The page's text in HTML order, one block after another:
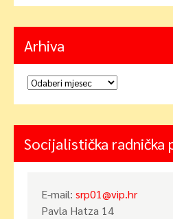
Arhiva
Arhiva
Socijalistička radnička
E-mail: srp01@vip.hr
Pavla Hatza 14